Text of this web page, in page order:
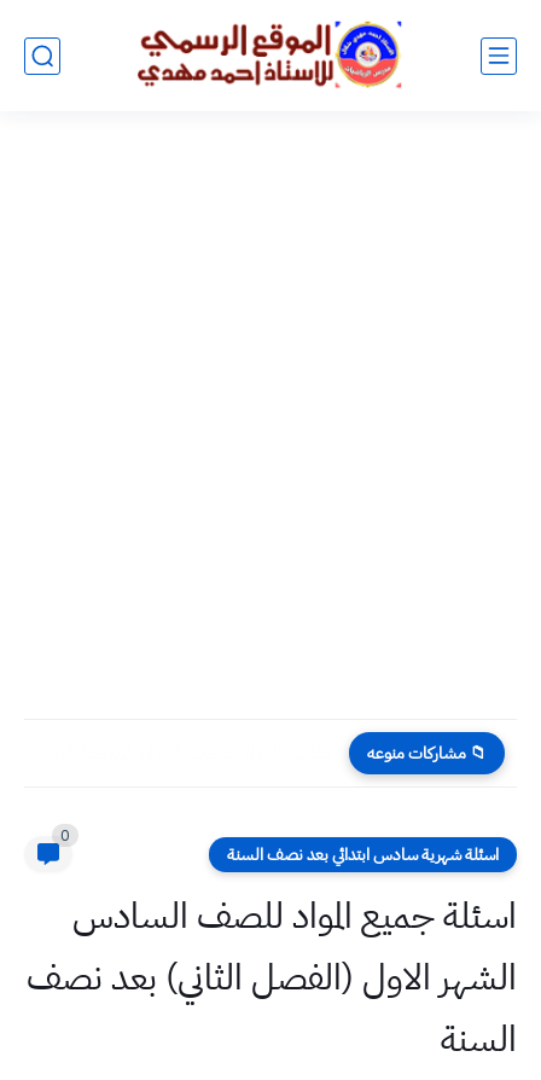
📁 مشاركات منوعه
اسئلة شهرية سادس ابتدائي بعد نصف السنة
0
اسئلة جميع المواد للصف السادس
الشهر الاول (الفصل الثاني) بعد نصف
السنة